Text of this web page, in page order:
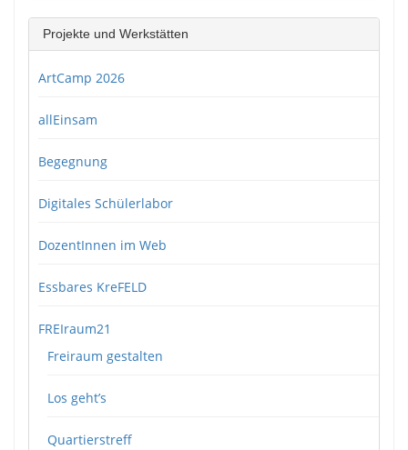
Projekte und Werkstätten
ArtCamp 2026
allEinsam
Begegnung
Digitales Schülerlabor
DozentInnen im Web
Essbares KreFELD
FREIraum21
Freiraum gestalten
Los geht’s
Quartierstreff